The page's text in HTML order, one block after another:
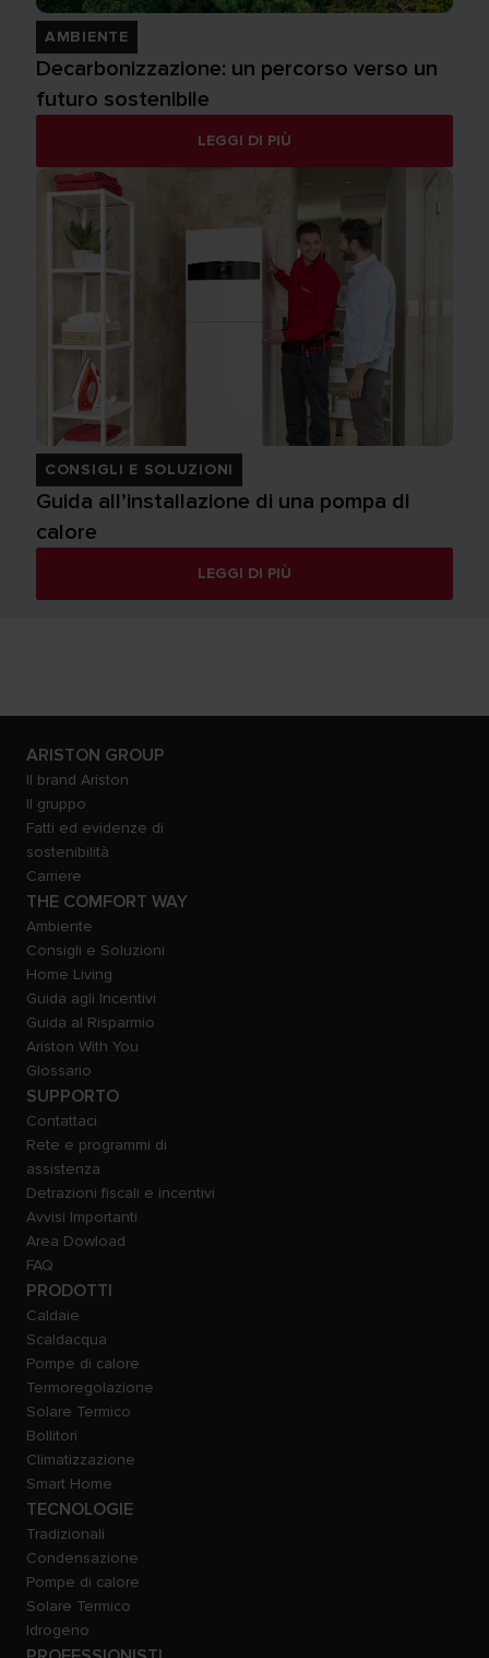
AMBIENTE
Decarbonizzazione: un percorso verso un
futuro sostenibile
LEGGI DI PIÙ
CONSIGLI E SOLUZIONI
Guida all’installazione di una pompa di
calore
LEGGI DI PIÙ
ARISTON GROUP
Il brand Ariston
Il gruppo
Fatti ed evidenze di
sostenibilità
Carriere
THE COMFORT WAY
Ambiente
Consigli e Soluzioni
Home Living
Guida agli Incentivi
Guida al Risparmio
Ariston With You
Glossario
SUPPORTO
Contattaci
Rete e programmi di
assistenza
Detrazioni fiscali e incentivi
Avvisi Importanti
Area Dowload
FAQ
PRODOTTI
Caldaie
Scaldacqua
Pompe di calore
Termoregolazione
Solare Termico
Bollitori
Climatizzazione
Smart Home
TECNOLOGIE
Tradizionali
Condensazione
Pompe di calore
Solare Termico
Idrogeno